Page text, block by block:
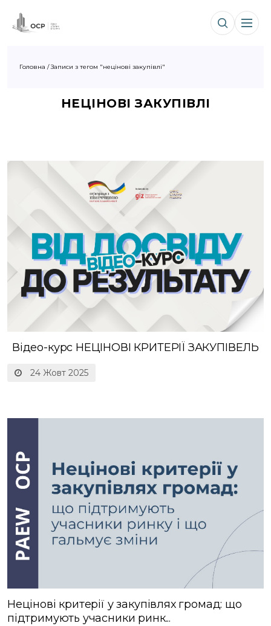
Головна /Записи з тегом "нецінові закупівлі"
НЕЦІНОВІ ЗАКУПІВЛІ
24 Жовт 2025
Відео-курс НЕЦІНОВІ КРИТЕРІЇ ЗАКУПІВЕЛЬ
Нецінові критерії у закупівлях громад: що
підтримують учасники ринк...